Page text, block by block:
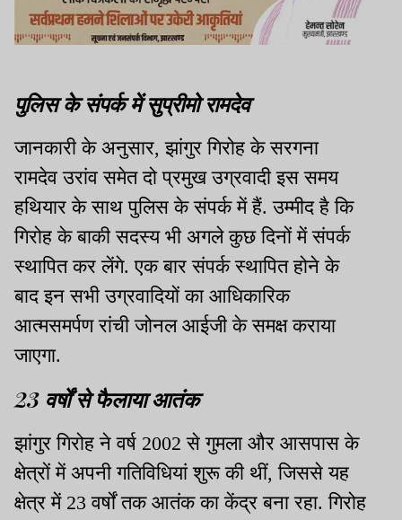
पुलिस के संपर्क में सुप्रीमो रामदेव
जानकारी के अनुसार, झांगुर गिरोह के सरगना
रामदेव उरांव समेत दो प्रमुख उग्रवादी इस समय
हथियार के साथ पुलिस के संपर्क में हैं. उम्मीद है कि
गिरोह के बाकी सदस्य भी अगले कुछ दिनों में संपर्क
स्थापित कर लेंगे. एक बार संपर्क स्थापित होने के
बाद इन सभी उग्रवादियों का आधिकारिक
आत्मसमर्पण रांची जोनल आईजी के समक्ष कराया
जाएगा.
23 वर्षों से फैलाया आतंक
झांगुर गिरोह ने वर्ष 2002 से गुमला और आसपास के
क्षेत्रों में अपनी गतिविधियां शुरू की थीं, जिससे यह
क्षेत्र में 23 वर्षों तक आतंक का केंद्र बना रहा. गिरोह